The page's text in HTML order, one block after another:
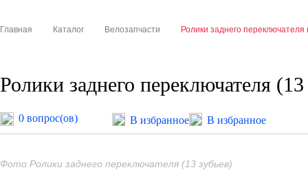
Главная Каталог Велозапчасти Ролики заднего переключателя
Ролики заднего переключателя (13
0 вопрос(ов) В избранное В избранное
Фото Ролики заднего переключателя (13 зубьев)